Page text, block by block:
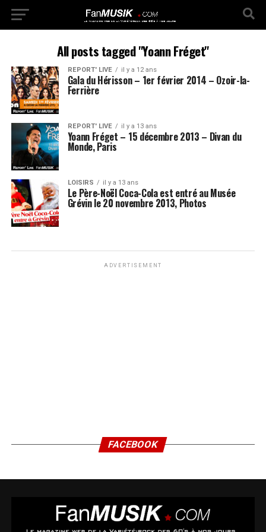
All posts tagged "Yoann Fréget"
REPORT' LIVE il y a 12 ans
Gala du Hérisson – 1er février 2014 – Ozoir-la-
Ferrière
REPORT' LIVE il y a 13 ans
Yoann Fréget – 15 décembre 2013 – Divan du
Monde, Paris
LOISIRS il y a 13 ans
Le Père-Noël Coca-Cola est entré au Musée
Grévin le 20 novembre 2013, Photos
ADVERTISEMENT
FACEBOOK